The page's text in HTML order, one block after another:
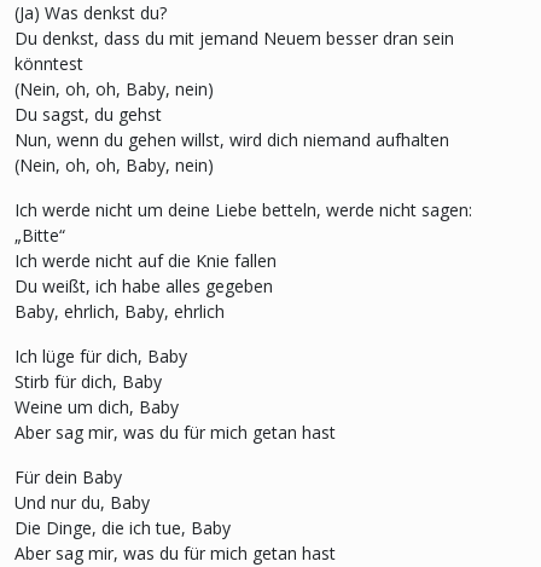
(Ja) Was denkst du?
Du denkst, dass du mit jemand Neuem besser dran sein
könntest
(Nein, oh, oh, Baby, nein)
Du sagst, du gehst
Nun, wenn du gehen willst, wird dich niemand aufhalten
(Nein, oh, oh, Baby, nein)
Ich werde nicht um deine Liebe betteln, werde nicht sagen:
„Bitte“
Ich werde nicht auf die Knie fallen
Du weißt, ich habe alles gegeben
Baby, ehrlich, Baby, ehrlich
Ich lüge für dich, Baby
Stirb für dich, Baby
Weine um dich, Baby
Aber sag mir, was du für mich getan hast
Für dein Baby
Und nur du, Baby
Die Dinge, die ich tue, Baby
Aber sag mir, was du für mich getan hast